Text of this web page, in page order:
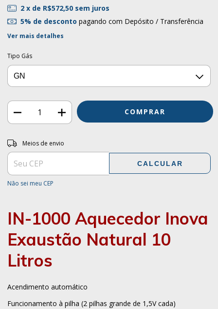
2 x de R$572,50 sem juros
5% de desconto pagando com Depósito / Transferência
Ver mais detalhes
Tipo Gás
Entregas para o CEP:
Meios de envio
CALCULAR
Não sei meu CEP
IN-1000 Aquecedor Inova
Exaustão Natural 10
Litros
Acendimento automático
Funcionamento à pilha (2 pilhas grande de 1,5V cada)